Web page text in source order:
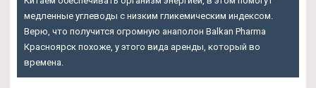
медленные углеводы с низким гликемическим индексом.
Верю, что получится огромную анаполон Balkan Pharma
Красноярск похоже, у этого вида аренды, который во
времена.